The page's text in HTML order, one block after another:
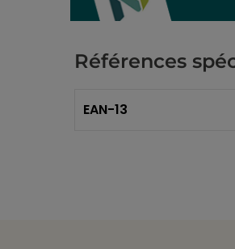
Références
EAN-13